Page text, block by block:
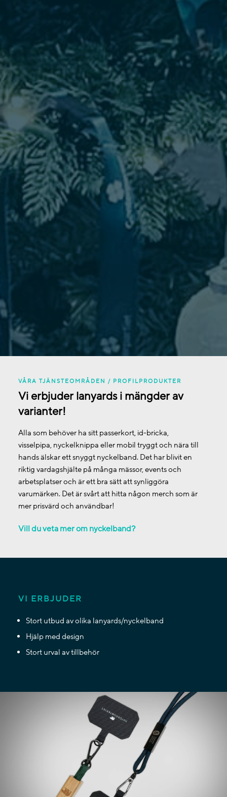
VÅRA TJÄNSTEOMRÅDEN / PROFILPRODUKTER
Vi erbjuder lanyards i mängder av
varianter!
Alla som behöver ha sitt passerkort, id-bricka,
visselpipa, nyckelknippa eller mobil tryggt och nära till
hands älskar ett snyggt nyckelband. Det har blivit en
riktig vardagshjälte på många mässor, events och
arbetsplatser och är ett bra sätt att synliggöra
varumärken. Det är svårt att hitta någon merch som är
mer prisvärd och användbar!
Vill du veta mer om nyckelband?
VI ERBJUDER
Stort utbud av olika lanyards/nyckelband
Hjälp med design
Stort urval av tillbehör